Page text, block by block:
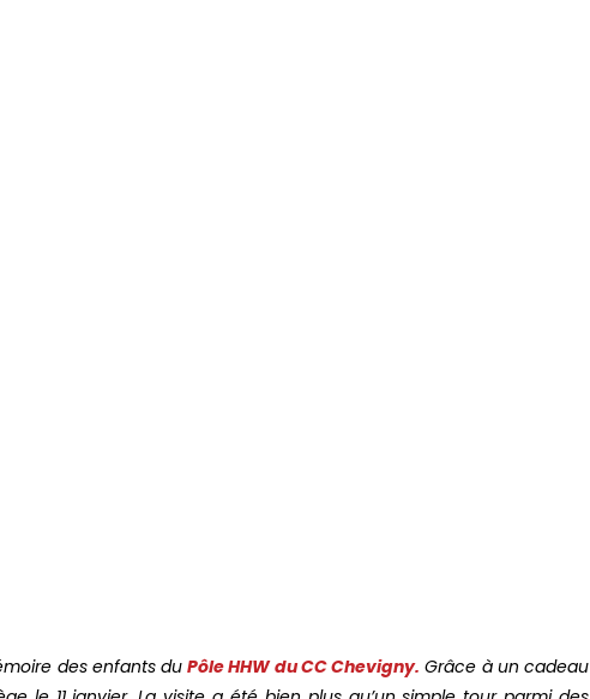
des enfants duPôle HHW du CC Chevigny. Grâce à un cadeau